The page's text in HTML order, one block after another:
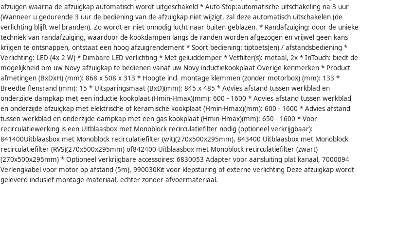
afzuigen waarna de afzuigkap automatisch wordt uitgeschakeld * Auto-Stop:automatische uitschakeling na 3 uur
(Wanneer u gedurende 3 uur de bediening van de afzuigkap niet wijzigt, zal deze automatisch uitschakelen (de
verlichting blijft wel branden). Zo wordt er niet onnodig lucht naar buiten geblazen. * Randafzuiging: door de unieke
techniek van randafzuiging, waardoor de kookdampen langs de randen worden afgezogen en vrijwel geen kans
krijgen te ontsnappen, ontstaat een hoog afzuigrendement * Soort bediening: tiptoets(en) / afstandsbediening *
Verlichting: LED (4x 2 W) * Dimbare LED verlichting * Met geluiddemper * Vetfilter(s): metaal, 2x * InTouch: biedt de
mogelijkheid om uw Novy afzuigkap te bedienen vanaf uw Novy inductiekookplaat Overige kenmerken * Product
afmetingen (BxDxH) (mm): 868 x 508 x 313 * Hoogte incl. montage klemmen (zonder motorbox) (mm): 133 *
Breedte flensrand (mm): 15 * Uitsparingsmaat (BxD)(mm): 845 x 485 * Advies afstand tussen werkblad en
onderzijde dampkap met een inductie kookplaat (Hmin-Hmax)(mm): 600 - 1600 * Advies afstand tussen werkblad
en onderzijde afzuigkap met elektrische of keramische kookplaat (Hmin-Hmax)(mm): 600 - 1600 * Advies afstand
tussen werkblad en onderzijde dampkap met een gas kookplaat (Hmin-Hmax)(mm): 650 - 1600 * Voor
recirculatiewerking is een Uitblaasbox met Monoblock recirculatiefilter nodig (optioneel verkrijgbaar):
841400Uitblaasbox met Monoblock recirculatiefilter (wit)(270x500x295mm), 843400 Uitblaasbox met Monoblock
recirculatiefilter (RVS)(270x500x295mm) of842400 Uitblaasbox met Monoblock recirculatiefilter (zwart)
(270x500x295mm) * Optioneel verkrijgbare accessoires: 6830053 Adapter voor aansluiting plat kanaal, 7000094
Verlengkabel voor motor op afstand (5m), 990030Kit voor klepsturing of externe verlichting Deze afzuigkap wordt
geleverd inclusief montage materiaal, echter zonder afvoermateriaal.